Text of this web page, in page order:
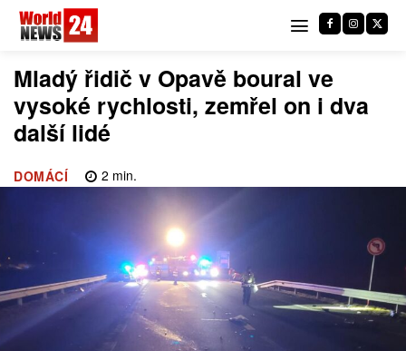
Mladý řidič v Opavě boural ve
vysoké rychlosti, zemřel on i dva
další lidé
DOMÁCÍ 2 min.